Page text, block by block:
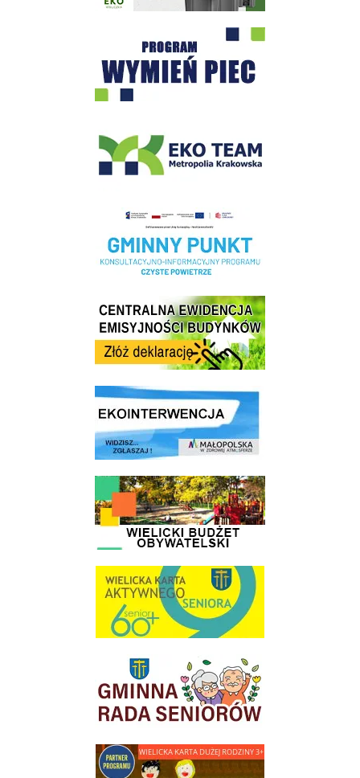
Program "Czyste Powietrze" - Wieliczka
Realizacja Programu Czyste Powietrze w Gminie Wieliczka
Centrala Ewidencja Emisyjności Budynków - złóż deklarację
link do strony ekointerwencja dot.- powietrza
link do strony - Wielicki Budżet Obywatelski
link do strony Wielicka Karta Aktywnego Seniora
link do strony Gminnej Rady Seniorow - Wieliczka
link do strony - Wielicka Karta Dużej Rodziny